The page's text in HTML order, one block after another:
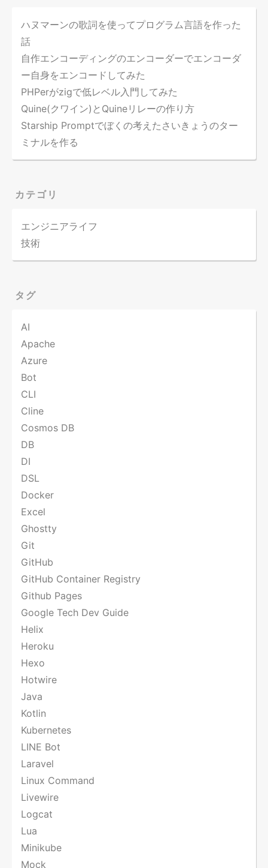
ハヌマーンの歌詞を使ってプログラム言語を作った
話
自作エンコーディングのエンコーダーでエンコーダ
ー自身をエンコードしてみた
PHPerがzigで低レベル入門してみた
Quine(クワイン)とQuineリレーの作り方
Starship Promptでぼくの考えたさいきょうのター
ミナルを作る
カテゴリ
エンジニアライフ
技術
タグ
AI
Apache
Azure
Bot
CLI
Cline
Cosmos DB
DB
DI
DSL
Docker
Excel
Ghostty
Git
GitHub
GitHub Container Registry
Github Pages
Google Tech Dev Guide
Helix
Heroku
Hexo
Hotwire
Java
Kotlin
Kubernetes
LINE Bot
Laravel
Linux Command
Livewire
Logcat
Lua
Minikube
Mock